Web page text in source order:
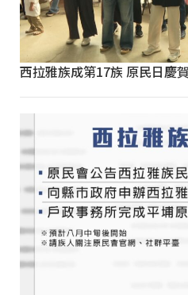
西拉雅族成第17族 原民日慶